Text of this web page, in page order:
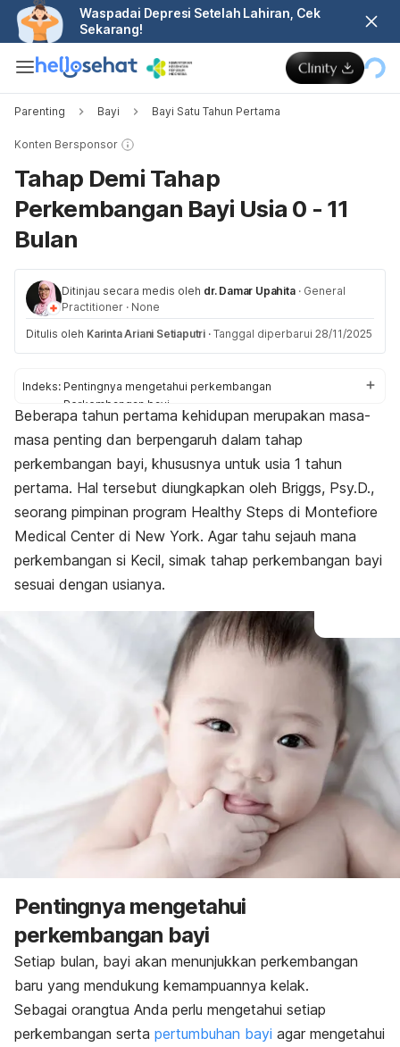
Waspadai Depresi Setelah Lahiran, Cek
Sekarang!
Parenting Bayi Bayi Satu Tahun Pertama
Konten Bersponsor
Tahap Demi Tahap
Perkembangan Bayi Usia 0 - 11
Bulan
Ditinjau secara medis oleh dr. Damar Upahita · General
Practitioner · None
Ditulis oleh Karinta Ariani Setiaputri · Tanggal diperbarui 28/11/2025
Indeks: Pentingnya mengetahui perkembangan
Perkembangan bayi
Masalah pada perkembangan
Beberapa tahun pertama kehidupan merupakan masa-
masa penting dan berpengaruh dalam tahap
perkembangan bayi, khususnya untuk usia 1 tahun
pertama. Hal tersebut diungkapkan oleh Briggs, Psy.D.,
seorang pimpinan program Healthy Steps di Montefiore
Medical Center di New York. Agar tahu sejauh mana
perkembangan si Kecil, simak tahap perkembangan bayi
sesuai dengan usianya.
Pentingnya mengetahui
perkembangan bayi
Setiap bulan, bayi akan menunjukkan perkembangan
baru yang mendukung kemampuannya kelak.
Sebagai orangtua Anda perlu mengetahui setiap
perkembangan serta pertumbuhan bayi agar mengetahui